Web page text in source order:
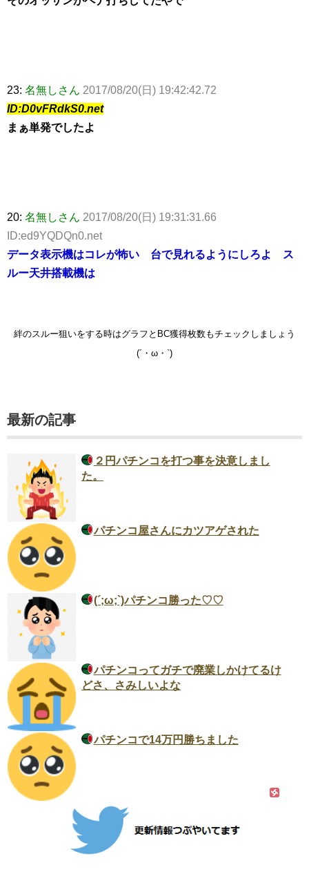
23: 名無しさん 2017/08/20(日) 19:42:42.72
ID:D0vFRdkS0.net
まぁ単発でしたよ
20: 名無しさん 2017/08/20(日) 19:31:31.66
ID:ed9YQDQn0.net
データ表示機はコレが怖い 台で見れるようにしろよ ス
ルー天井搭載機は
絆のスルー狙いをする時はグラフとBC獲得枚数もチェックしましょう
(´・ω・`)
最新の記事
２円パチンコを打つ事を決意しまし
た。
パチンコ屋さんにカツアゲされた
(´;ω;`)パチンコ勝った♡♡
パチンコってガチで廃業しかけてるけ
どさ、さみしいよな
パチンコで14万円勝ちました